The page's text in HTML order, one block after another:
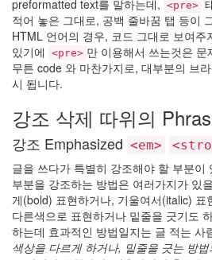
preformatted text를 말하는데, <pre>
적어 놓은 그대로, 공백 줄바꿈 탭 등이
HTML 언어의 경우, 코드 그대로 보여주
있기에
<pre> 만 이용해서 쓰는것은
무튼 code 와 마찬가지로, 대부분의 브
시 됩니다.
강조 삭제 따위의
강조 Emphasized <em>
글을 쓰다가 특별히 강조해야 할 부분이
부분을 강조하는 방법은 여러가지가 있
게(bold) 표현하거나, 기울여서(italic) 표
다른색으로 표현하거나 밑줄을 긋기도
하는데 효과적인 방법일지는 글 적는 사
색상을 다르게 하거나, 밑줄을 긋는 방